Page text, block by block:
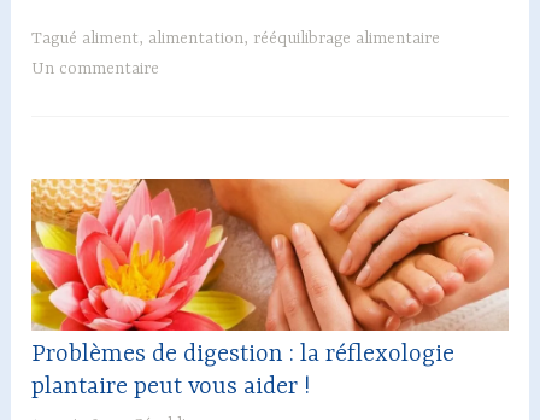
des
Tagué aliment, alimentation, rééquilibrage alimentaire
Un commentaire
Problèmes de digestion : la réflexologie
plantaire peut vous aider !